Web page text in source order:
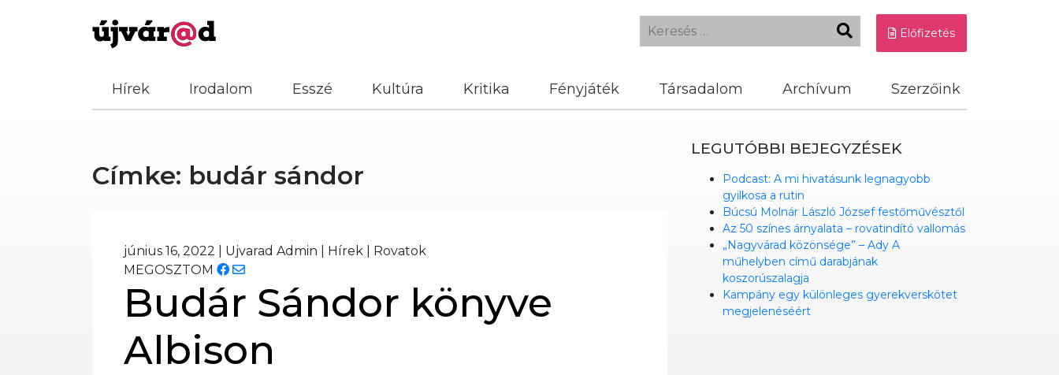
Előfizetés
Hírek Irodalom Esszé Kultúra Kritika Fényjáték Társadalom Archívum Szerzőink
Címke: budár sándor
június 16, 2022 Ujvarad Admin Hírek
Rovatok
MEGOSZTOM
Budár Sándor könyve
Albison
LEGUTÓBBI BEJEGYZÉSEK
Podcast: A mi hivatásunk legnagyobb
gyilkosa a rutin
Búcsú Molnár László József festőművésztől
Az 50 színes árnyalata – rovatindító vallomás
„Nagyvárad közönsége” – Ady A
műhelyben című darabjának
koszorúszalagja
Kampány egy különleges gyerekverskötet
megjelenéséért